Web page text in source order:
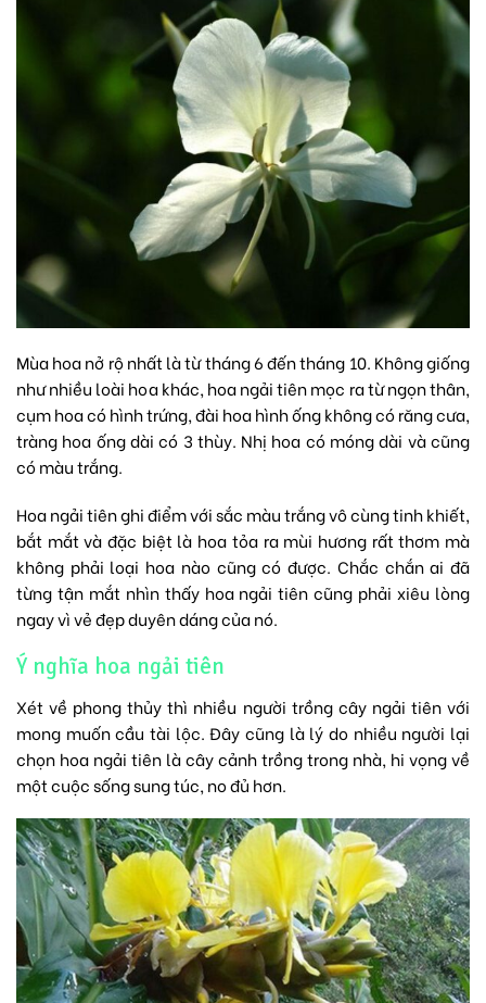
Mùa hoa nở rộ nhất là từ tháng 6 đến tháng 10. Không giống
như nhiều loài hoa khác, hoa ngải tiên mọc ra từ ngọn thân,
cụm hoa có hình trứng, đài hoa hình ống không có răng cưa,
tràng hoa ống dài có 3 thùy. Nhị hoa có móng dài và cũng
có màu trắng.
Hoa ngải tiên ghi điểm với sắc màu trắng vô cùng tinh khiết,
bắt mắt và đặc biệt là hoa tỏa ra mùi hương rất thơm mà
không phải loại hoa nào cũng có được. Chắc chắn ai đã
từng tận mắt nhìn thấy hoa ngải tiên cũng phải xiêu lòng
ngay vì vẻ đẹp duyên dáng của nó.
Ý nghĩa hoa ngải tiên
Xét về phong thủy thì nhiều người trồng cây ngải tiên với
mong muốn cầu tài lộc. Đây cũng là lý do nhiều người lại
chọn hoa ngải tiên là cây cảnh trồng trong nhà, hi vọng về
một cuộc sống sung túc, no đủ hơn.